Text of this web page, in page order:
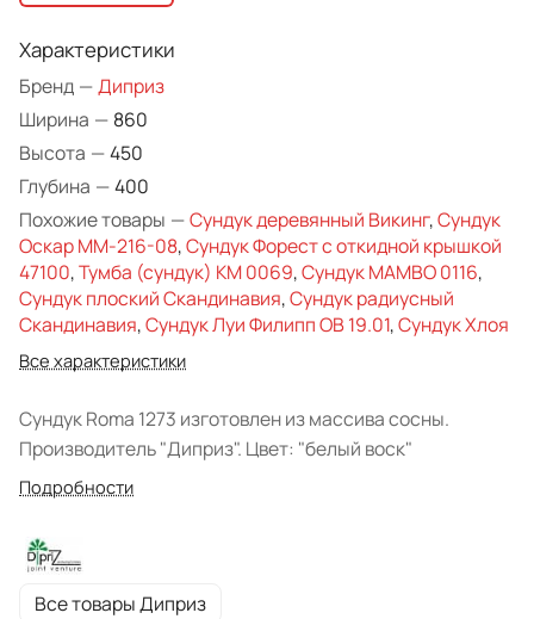
Характеристики
Бренд —Диприз
Ширина — 860
Высота —450
Глубина —400
Похожие товары —Сундук деревянный Викинг,Сундук
Оскар ММ-216-08,Сундук Форест с откидной крышкой
47100,Тумба (сундук) КМ 0069,Сундук MAMBO 0116,
Сундук плоский Скандинавия,Сундук радиусный
Скандинавия,Сундук Луи Филипп ОВ 19.01,Сундук Хлоя
Все характеристики
Сундук Roma 1273 изготовлен из массива сосны.
Производитель "Диприз". Цвет: "белый воск"
Подробности
Все товары Диприз